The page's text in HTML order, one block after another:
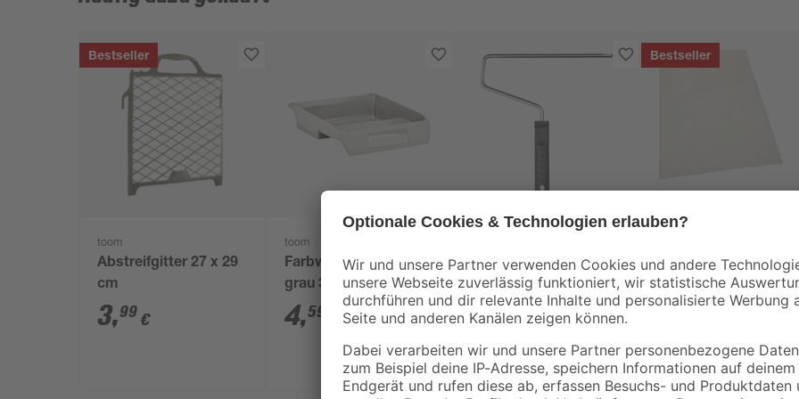
Bestseller
toom
Abstreifgitter 27 x 29
cm
3,99 €
toom
Farbwanne Kunststoff
grau 36 x 32 cm
4,59
Steckbügel 'Standard'
25 cm
4,99 €
Bestseller
Abdeckplane
Polyethylen
transparent 4 x 5 m
0, 06
1,29 € / Pack